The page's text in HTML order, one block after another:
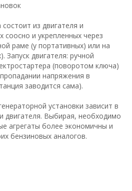
из двигателя и
соосно и укрепленных через
раме (у портативных) или на
Запуск двигателя: ручной
(поворотом ключа)
напряжения в
заводится сама).
установки зависит в
двигателя. Выбирая, необходимо
агрегаты более экономичны и
бензиновых аналогов.